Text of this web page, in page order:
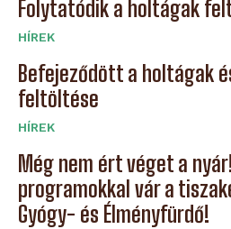
Folytatódik a holtágak
HÍREK
Befejeződött a holtágak
feltöltése
HÍREK
Még nem ért véget a
programokkal vár a
Gyógy- és Élményfürdő!